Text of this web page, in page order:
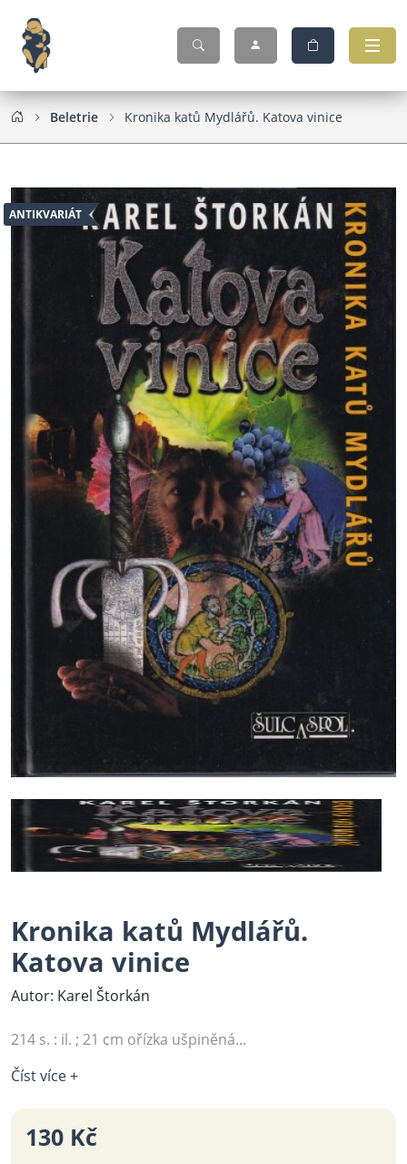
Beletrie Kronika katů Mydlářů. Katova vinice
ANTIKVARIÁT
Kronika katů Mydlářů.
Katova vinice
Autor: Karel Štorkán
214 s. : il. ; 21 cm ořízka ušpiněná...
Číst více +
130 Kč